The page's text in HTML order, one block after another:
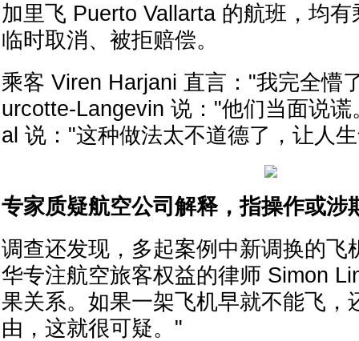
加里飞 Puerto Vallarta 的航班，均
临时取消、被拒赔偿。
乘客 Viren Harjani 直言："我完全懵
urcotte-Langevin 说："他们当面说
al 说："这种做法太不道德了，让人
专家质疑航空公司解释，指操作或涉
调查还发现，多起案例中新调换的飞
华专注航空旅客权益的律师 Simon
果关系。如果一架飞机早就不能飞，
由，这就很可疑。"